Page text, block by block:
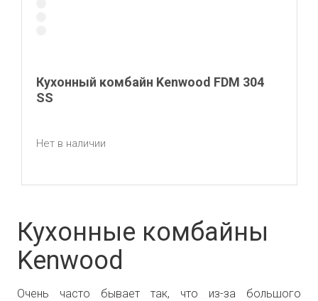
Кухонный комбайн Kenwood FDM 304
SS
Нет в наличии
Кухонные комбайны
Kenwood
Очень часто бывает так, что из-за большого